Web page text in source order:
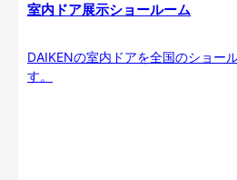
室内ドア展示ショールーム
DAIKENの室内ドアを全国のショー
す。